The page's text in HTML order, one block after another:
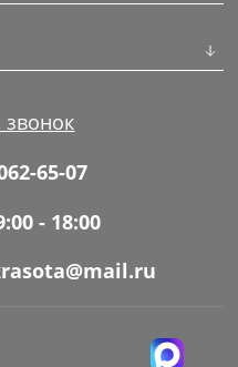
65-07
- 18:00